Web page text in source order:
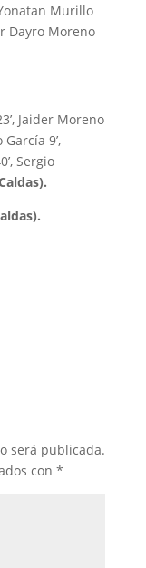
Murillo
Dayro Moreno
Jaider Moreno
9’,
Sergio
será publicada.
con *